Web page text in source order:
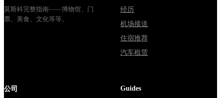
莫斯科完整指南——博物馆、门
票、美食、文化等等。
经历
机场接送
住宿推荐
汽车租赁
公司 Guides